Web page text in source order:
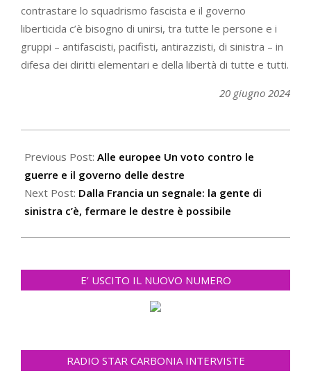
contrastare lo squadrismo fascista e il governo
liberticida c’è bisogno di unirsi, tra tutte le persone e i
gruppi – antifascisti, pacifisti, antirazzisti, di sinistra – in
difesa dei diritti elementari e della libertà di tutte e tutti.
20 giugno 2024
06-
20
Previous Post: Alle europee Un voto contro le
guerre e il governo delle destre
Next Post: Dalla Francia un segnale: la gente di
sinistra c’è, fermare le destre è possibile
E’ USCITO IL NUOVO NUMERO
RADIO STAR CARBONIA INTERVISTE